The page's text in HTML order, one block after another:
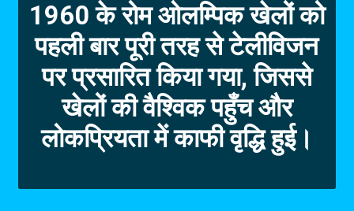
1960 के रोम ओलम्पिक खेलों को
पहली बार पूरी तरह से टेलीविजन
पर प्रसारित किया गया, जिससे
खेलों की वैश्विक पहुँच और
लोकप्रियता में काफी वृद्धि हुई।